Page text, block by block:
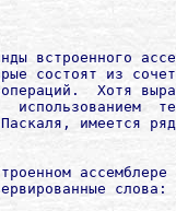
встроенного
состоят из
Хотя
использованием
имеется
слова: